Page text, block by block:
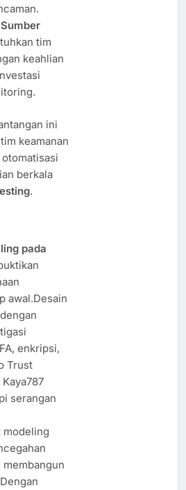
tim
keahlian
ini
keamanan
berkala
.
pada
awal.Desain
enkripsi,
Trust
serangan
modeling